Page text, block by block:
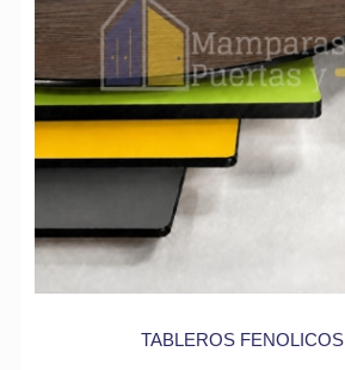
TABLEROS FENOLICOS